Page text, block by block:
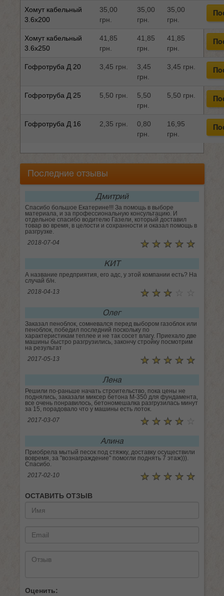
Хомут кабельный
3.6x200
35,00
грн.
35,00
грн.
35,00
грн.
Хомут кабельный
3.6x250
41,85
грн.
41,85
грн.
41,85
грн.
Гофротруба Д 20 3,45 грн.
3,45
грн.
3,45 грн.
Гофротруба Д 25 5,50 грн.
5,50
грн.
5,50 грн.
Гофротруба Д 16 2,35 грн.
0,80
грн.
16,95
грн.
Последние отзывы
Дмитрий
Спасибо большое Екатерине!!! За помощь в выборе
материала, и за профессиональную консультацию. И
отдельное спасибо водителю Газели, который доставил
товар во время, в целости и сохранности и оказал помощь в
разгрузке.
2018-07-04
☆ ☆ ☆ ☆ ☆
★ ★ ★ ★ ★
КИТ
А название предприятия, его адс, у этой компании есть? На
случай б/н.
2018-04-13
☆ ☆ ☆ ☆ ☆
★ ★ ★ ★ ★
Олег
Заказал пеноблок, сомневался перед выбором газоблок или
пеноблок, победил последний поскольку по
характеристикам теплее и не так сосет влагу. Приехало две
машины быстро разгрузились, закончу стройку посмотрим
на результат
2017-05-13
☆ ☆ ☆ ☆ ☆
★ ★ ★ ★ ★
Лена
Решили по-раньше начать строительство, пока цены не
поднялись, заказали миксер бетона М-350 для фундамента,
все очень понравилось, бетономешалка разгрузилась минут
за 15, порадовало что у машины есть лоток.
2017-03-07
☆ ☆ ☆ ☆ ☆
★ ★ ★ ★ ★
Алина
Приобрела мытый песок под стяжку, доставку осуществили
вовремя, за "вознаграждение" помогли поднять 7 этаж))).
Спасибо.
2017-02-10
☆ ☆ ☆ ☆ ☆
★ ★ ★ ★ ★
ОСТАВИТЬ ОТЗЫВ
Оценить: